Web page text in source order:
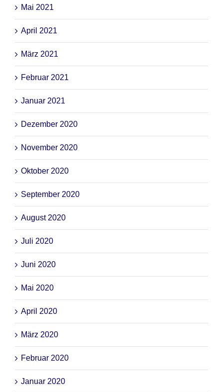
Mai 2021
April 2021
März 2021
Februar 2021
Januar 2021
Dezember 2020
November 2020
Oktober 2020
September 2020
August 2020
Juli 2020
Juni 2020
Mai 2020
April 2020
März 2020
Februar 2020
Januar 2020